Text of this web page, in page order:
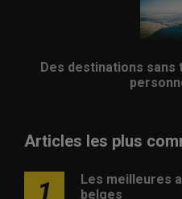
Des destinations sans
Articles les plus
1
Les meilleures
belges